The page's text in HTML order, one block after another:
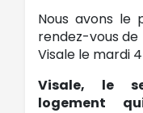
Nous avons le
rendez-vous de
Visale le mardi 4
Visale, le
logement